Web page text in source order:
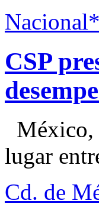
Nacional*
CSP
México,
lugar
Cd. de